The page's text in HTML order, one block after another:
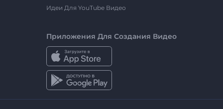
Идеи Для YouTube Видео
Приложения Для Создания Видео